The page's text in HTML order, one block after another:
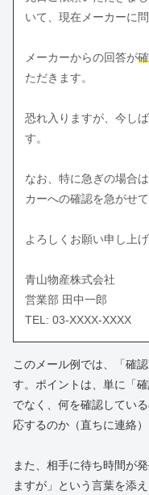
いて、現在メーカーに
メーカーからの回答が
ただきます。
恐れ入りますが、今し
す。
なお、特に急ぎの場合
カーへの確認を急がせ
よろしくお願い申し上げ
青山物産株式会社
営業部 田中一郎
TEL: 03-XXXX-XXXX
このメール例では、「確
す。ポイントは、単に「
でなく、何を確認してい
応するのか（直ちに連絡
また、相手に待ち時間が
ますが」という言葉を添